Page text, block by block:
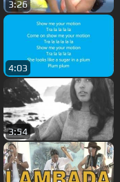
3:26
4:03
3:54